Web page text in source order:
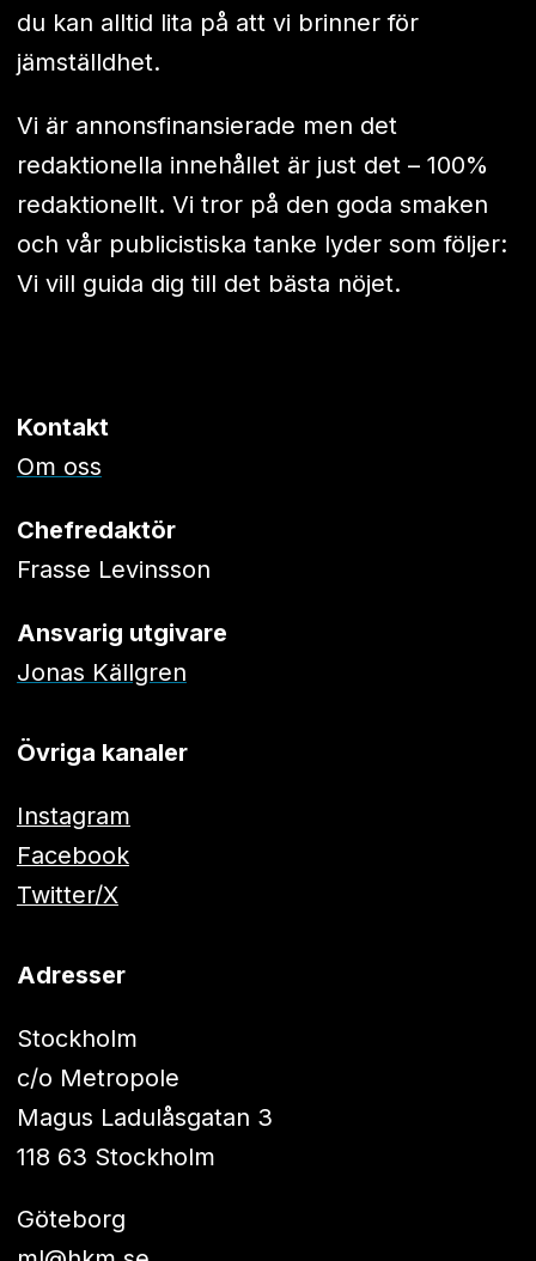
du kan alltid lita på att vi brinner för
jämställdhet.
Vi är annonsfinansierade men det
redaktionella innehållet är just det – 100%
redaktionellt. Vi tror på den goda smaken
och vår publicistiska tanke lyder som följer:
Vi vill guida dig till det bästa nöjet.
Kontakt
Om oss
Chefredaktör
Frasse Levinsson
Ansvarig utgivare
Jonas Källgren
Övriga kanaler
Instagram
Facebook
Twitter/X
Adresser
Stockholm
c/o Metropole
Magus Ladulåsgatan 3
118 63 Stockholm
Göteborg